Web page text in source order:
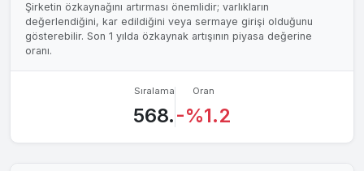
Şirketin özkaynağını artırması önemlidir; varlıkların
değerlendiğini, kar edildiğini veya sermaye girişi olduğunu
gösterebilir. Son 1 yılda özkaynak artışının piyasa değerine
oranı.
Sıralama
568.
Oran
-%1.2